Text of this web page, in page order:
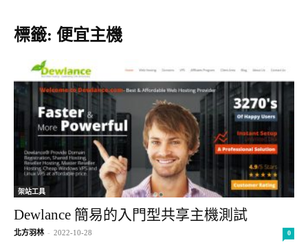
標籤: 便宜主機
架站工具
Dewlance 簡易的入門型共享主機測試
北方羽林 - 2022-10-28 0